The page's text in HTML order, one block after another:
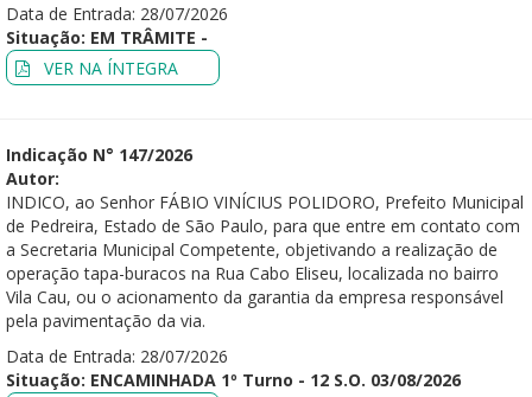
Data de Entrada: 28/07/2026
Situação: EM TRÂMITE -
VER NA ÍNTEGRA
Indicação N° 147/2026
Autor:
INDICO, ao Senhor FÁBIO VINÍCIUS POLIDORO, Prefeito Municipal
de Pedreira, Estado de São Paulo, para que entre em contato com
a Secretaria Municipal Competente, objetivando a realização de
operação tapa-buracos na Rua Cabo Eliseu, localizada no bairro
Vila Cau, ou o acionamento da garantia da empresa responsável
pela pavimentação da via.
Data de Entrada: 28/07/2026
Situação: ENCAMINHADA 1º Turno - 12 S.O. 03/08/2026